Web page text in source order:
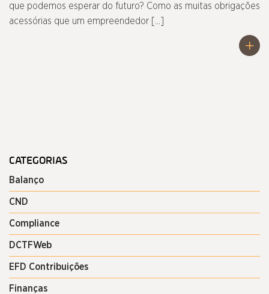
que podemos esperar do futuro? Como as muitas obrigações
acessórias que um empreendedor […]
CATEGORIAS
Balanço
CND
Compliance
DCTFWeb
EFD Contribuições
Finanças